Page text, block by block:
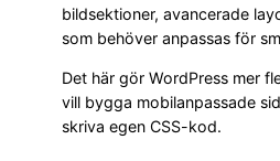
bildsektioner, avancerade
som behöver anpassas för
Det här gör WordPress mer
vill bygga mobilanpassade
skriva egen CSS-kod.